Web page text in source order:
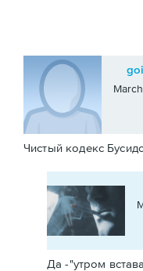
Чистый кодекс
Да -"утром